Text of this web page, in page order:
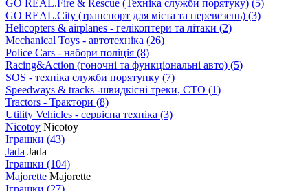
GO REAL.Fire & Rescue (Техніка служби порятуку) (5)
GO REAL.City (транспорт для міста та перевезень) (3)
Helicopters & airplanes - гелікоптери та літаки (2)
Mechanical Toys - автотехніка (26)
Police Cars - набори поліція (8)
Racing&Action (гоночні та функціональні авто) (5)
SOS - техніка служби порятунку (7)
Speedways & tracks -швидкісні треки, СТО (1)
Tractors - Трактори (8)
Utility Vehicles - сервісна техніка (3)
Nicotoy Nicotoy
Іграшки (43)
Jada Jada
Іграшки (104)
Majorette Majorette
Іграшки (27)